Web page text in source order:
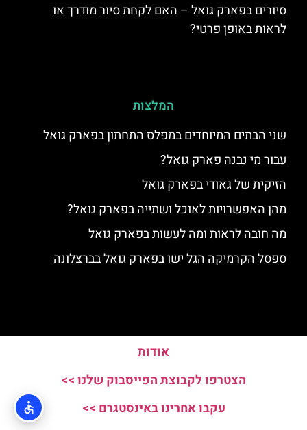
סיורים בפארק גואל – האם לקחת סיור מודרך או
לראות באופן פרטי?
המלצות
שני הבתים המיוחדים במפלס התחתון בפארק גואל
עבור מי נבנה פארק גואל?
הזיקית של גאודי בפארק גואל
מהן האפשרויות לאוכל ושתייה בפארק גואל?
מה חובה לראות ומה לעשות בפארק גואל
ספסל הקרמיקה הגל ישו בפארק גואל בברצלונה
אודות
הצטרפו לקבוצת הפייסבוק שלנו >>
עקבו אחרינו באינסטגרם >>